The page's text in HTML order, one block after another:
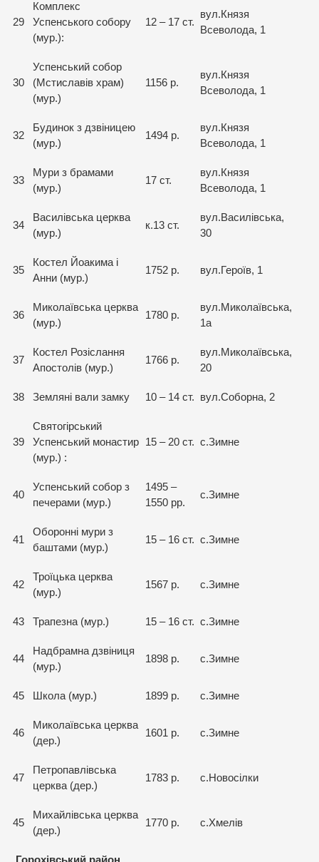
29
Комплекс
Успенського собору
(мур.):
12 – 17 ст.
вул.Князя
Всеволода, 1
30
Успенський собор
(Мстиславів храм)
(мур.)
1156 р.
вул.Князя
Всеволода, 1
32
Будинок з дзвіницею
(мур.)
1494 р.
вул.Князя
Всеволода, 1
33
Мури з брамами
(мур.)
17 ст.
вул.Князя
Всеволода, 1
34
Василівська церква
(мур.)
к.13 ст.
вул.Василівська,
30
35
Костел Йоакима і
Анни (мур.)
1752 р. вул.Героїв, 1
36
Миколаївська церква
(мур.)
1780 р.
вул.Миколаївська,
1а
37
Костел Розіслання
Апостолів (мур.)
1766 р.
вул.Миколаївська,
20
38 Земляні вали замку 10 – 14 ст. вул.Соборна, 2
39
Святогірський
Успенський монастир
(мур.) :
15 – 20 ст. с.Зимне
40
Успенський собор з
печерами (мур.)
1495 –
1550 рр.
с.Зимне
41
Оборонні мури з
баштами (мур.)
15 – 16 ст. с.Зимне
42
Троїцька церква
(мур.)
1567 р. с.Зимне
43 Трапезна (мур.) 15 – 16 ст. с.Зимне
44
Надбрамна дзвіниця
(мур.)
1898 р. с.Зимне
45 Школа (мур.) 1899 р. с.Зимне
46
Миколаївська церква
(дер.)
1601 р. с.Зимне
47
Петропавлівська
церква (дер.)
1783 р. с.Новосілки
45
Михайлівська церква
(дер.)
1770 р. с.Хмелів